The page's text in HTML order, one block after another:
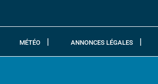
MÉTÉO ANNONCES LÉGALES